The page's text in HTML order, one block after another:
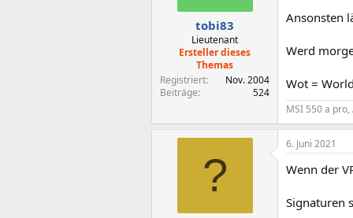
tobi83
Lieutenant
Ersteller dieses
Themas
Registriert
Nov. 2004
Beiträge
524
Ansonsten
Werd
Wot =
MSI 550 a pro,
?
6. Juni 2021
Wenn der
Signaturen